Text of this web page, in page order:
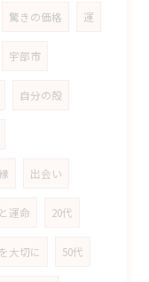
驚きの価格 運
宇部市
自分の殻
出会い
運命 20代
大切に 50代